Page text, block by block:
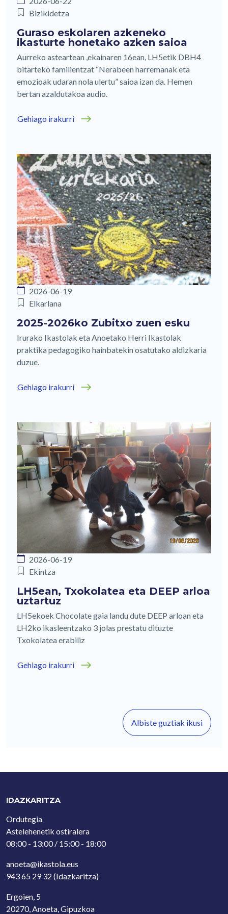
Bizikidetza
Guraso eskolaren azkeneko
ikasturte honetako azken saioa
Aurreko asteartean ,ekainaren 16ean, LH5etik DBH4
bitarteko familientzat “Nerabeen harremanak eta
emozioak udaran nola ulertu” saioa izan da. Hemen
bertan azaldutakoa audio.
Gehiago irakurri
2026-06-19
Elkarlana
2025-2026ko Zubitxo zuen esku
Irurako Ikastolak eta Anoetako Herri Ikastolak
praktika pedagogiko hainbatekin osatutako aldizkaria
duzue.
Gehiago irakurri
2026-06-19
Ekintza
LH5ean, Txokolatea eta DEEP arloa
uztartuz
LH5ekoek Chocolate gaia landu dute DEEP arloan eta
LH2ko ikasleentzako 3 jolas prestatu dituzte
Txokolatea erabiliz
Gehiago irakurri
Albiste guztiak ikusi
IDAZKARITZA
Ordutegia
Astelehenetik ostiralera
08:00 - 13:00 / 15:00 - 18:00
anoeta@ikastola.eus
943 65 29 32 (Idazkaritza)
Ergoien, 5
20270, Anoeta, Gipuzkoa